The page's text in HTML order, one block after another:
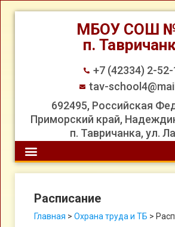
МБОУ СОШ
п.
+7 (42334) 2-52-
tav-
692495, Российская
Приморский край,
п. Тавричанка, ул.
Расписание
Главная > Охрана труда и ТБ >